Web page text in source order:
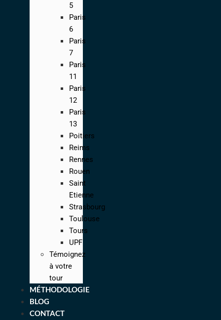
5
Paris
6
Paris
7
Paris
11
Paris
12
Paris
13
Poitiers
Reims
Rennes
Rouen
Saint
Etienne
Strasbourg
Toulouse
Tours
UPF
Témoignez
à votre
tour
MÉTHODOLOGIE
BLOG
CONTACT